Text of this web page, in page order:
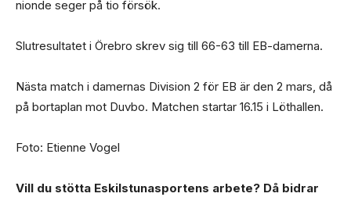
nionde seger på tio försök.
Slutresultatet i Örebro skrev sig till 66-63 till EB-damerna.
Nästa match i damernas Division 2 för EB är den 2 mars, då
på bortaplan mot Duvbo. Matchen startar 16.15 i Löthallen.
Foto: Etienne Vogel
Vill du stötta Eskilstunasportens arbete? Då bidrar